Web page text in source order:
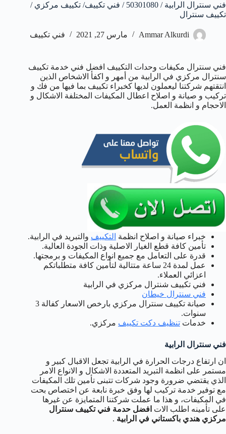
فني سنترال الرابية / 50301080 / فني تكييف/ تكييف مركزي /
تكييف سنترال
Ammar Alkurdi مارس 27, 2021 فني تكييف
فني سنترال مكيفات وحدات التكييف افضل فني خدمة تكييف
سنترال مركزي في الرابية من أمهر و اكفأ الاشخاص الذين
انتقتهم شركتنا ليعملون لديها كخبراء تكييف بما فيها من فك و
تركيب و صيانة و اصلاح اعطال المكيفات المختلفة الاشكال و
الاحجام و انظمة العمل.
خبراء صيانة و اصلاح انظمة التكييف والتبريد في الرابية.
تأمين كافة قطع الغيار الاصلية وذات الجودة العالية.
قدرة على التعامل مع جميع انواع المكيفات و برمجتها.
عمل لمدة 24 ساعة متتالية لتأمين كافة متطلباتكم
اعزائي العملاء.
فني تكييف شنترال مركزي في الرابية
فني سنترال خيطان
صيانة تكييف سنترال مركزي بارخص الاسعار كفالة 3
سنوات.
خدمات تنظيف دكت تكييف مركزي.
فني سنترال الرابية
ان ارتفاع درجات الحرارة في الرابية تجعل الاقبال كبير و
مستمر على انظمة التبريد المتعددة الاشكال و الانواع الامر
الذي يقتضي ضرورة وجود شركات تتبنى تأمين تلك المكيفات
مع توفير خدمة تركيب لها وفق خبرة نابعة عن اختصاص بحت
في المكيفات، و هذا ما عملت شركتنا المتمايزة عن غيرها
على تأمينه اطلب الات افضل حدمة فني تكييف سنترال
مركزي هندي باكستاني في الرابية .